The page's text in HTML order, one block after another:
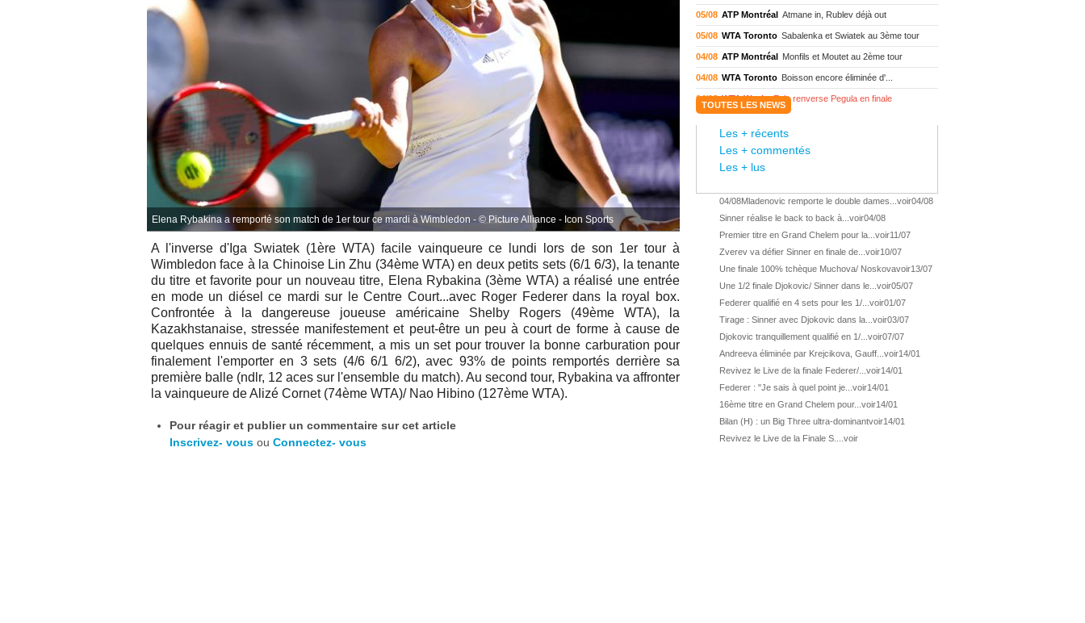
Elena Rybakina a remporté son match de 1er tour ce mardi à Wimbledon - © Picture Alliance - Icon Sports
A l'inverse d'Iga Swiatek (1ère WTA) facile vainqueure ce lundi lors de son 1er tour à
Wimbledon face à la Chinoise Lin Zhu (34ème WTA) en deux petits sets (6/1 6/3), la tenante
du titre et favorite pour un nouveau titre, Elena Rybakina (3ème WTA) a réalisé une entrée
en mode un diésel ce mardi sur le Centre Court...avec Roger Federer dans la royal box.
Confrontée à la dangereuse joueuse américaine Shelby Rogers (49ème WTA), la
Kazakhstanaise, stressée manifestement et peut-être un peu à court de forme à cause de
quelques ennuis de santé récemment, a mis un set pour trouver la bonne carburation pour
finalement l'emporter en 3 sets (4/6 6/1 6/2), avec 93% de points remportés derrière sa
première balle (ndlr, 12 aces sur l'ensemble du match). Au second tour, Rybakina va affronter
la vainqueure de Alizé Cornet (74ème WTA)/ Nao Hibino (127ème WTA).
Pour réagir et publier un commentaire sur cet article
Inscrivez- vous ou Connectez- vous
05/08 ATP Montréal Atmane in, Rublev déjà out
05/08 WTA Toronto Sabalenka et Swiatek au 3ème tour
04/08 ATP Montréal Monfils et Moutet au 2ème tour
04/08 WTA Toronto Boisson encore éliminée d'...
04/08 WTA Wash. Eala renverse Pegula en finale
WTA Memphis Liutova, 16 ans et déjà titrée
ATP Wash.
WTA Wash. Eala domine Svitolina
ATP Wash. De Minaur éliminé en 1/4
ATP Los Cabos 1ère 1/2 finale pour Géa
WTA Washington Svitolina et Pegula en 1/4
ATP Wash. Pas de 1/4 pour Humbert et Atmane
ATP Washington De Minaur domine Tsitsipas
WTA Washington Fernandez débute bien
ATP Washington Fritz et Musetti en 1/8èmes
ATP Estoril Van Assche remporte son 1er...
TOUTES LES NEWS
Les + récents
Les + commentés
Les + lus
04/08Mladenovic remporte le double dames... voir04/08
Sinner réalise le back to back à... voir04/08
Premier titre en Grand Chelem pour la... voir11/07
Zverev va défier Sinner en finale de... voir10/07
Une finale 100% tchèque Muchova/ Noskovavoir13/07
Une 1/2 finale Djokovic/ Sinner dans le... voir05/07
Federer qualifié en 4 sets pour les 1/... voir01/07
Tirage : Sinner avec Djokovic dans la... voir03/07
Djokovic tranquillement qualifié en 1/... voir07/07
Andreeva éliminée par Krejcikova, Gauff... voir14/01
Revivez le Live de la finale Federer/... voir14/01
Federer : "Je sais à quel point je... voir14/01
16ème titre en Grand Chelem pour... voir14/01
Bilan (H) : un Big Three ultra-dominantvoir14/01
Revivez le Live de la Finale S.... voir